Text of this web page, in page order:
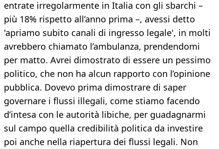
entrate irregolarmente in Italia con gli sbarchi –
più 18% rispetto all’anno prima –, avessi detto
'apriamo subito canali di ingresso legale', in molti
avrebbero chiamato l’ambulanza, prendendomi
per matto. Avrei dimostrato di essere un pessimo
politico, che non ha alcun rapporto con l’opinione
pubblica. Dovevo prima dimostrare di saper
governare i flussi illegali, come stiamo facendo
d’intesa con le autorità libiche, per guadagnarmi
sul campo quella credibilità politica da investire
poi anche nella riapertura dei flussi legali. Non